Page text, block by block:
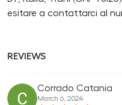
esitare a contattarci al
REVIEWS
Corrado Catania
March 6, 2024